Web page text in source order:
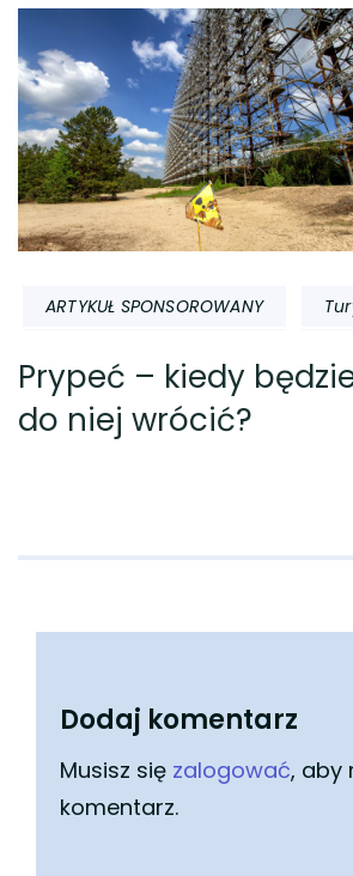
ARTYKUŁ SPONSOROWANY
Prypeć – kiedy
do niej wrócić?
Dodaj komentarz
Musisz się zalogować, aby
komentarz.